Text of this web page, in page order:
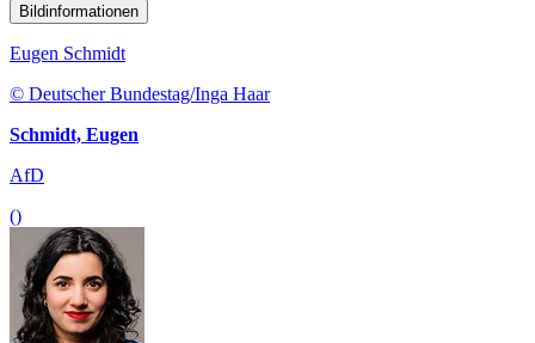
Bildinformationen
Eugen Schmidt
© Deutscher Bundestag/Inga Haar
Schmidt, Eugen
AfD
()